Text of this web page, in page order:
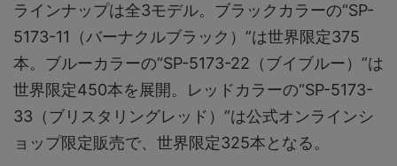
ラインナップは全3モデル。ブラックカラーの“SP-
5173-11（バーナクルブラック）”は世界限定375
本。ブルーカラーの“SP-5173-22（ブイブルー）”は
世界限定450本を展開。レッドカラーの“SP-5173-
33（ブリスタリングレッド）”は公式オンラインシ
ョップ限定販売で、世界限定325本となる。